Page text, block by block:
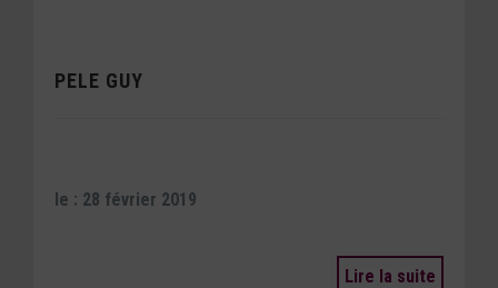
PELE GUY
le : 28 février 2019
Lire la suite